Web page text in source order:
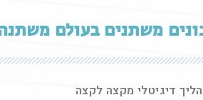
משתנים בעולם
דיגיטלי מקצה לקצה